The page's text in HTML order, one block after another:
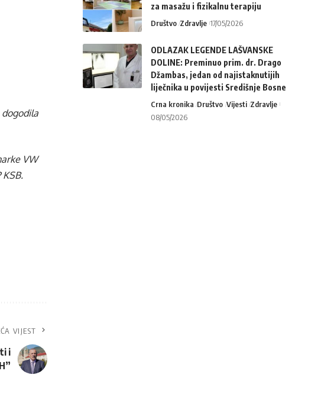
dogodila
VW
VIJEST
i
za masažu i fizikalnu terapiju
Društvo Zdravlje 17/05/2026
ODLAZAK LEGENDE LAŠVANSKE
DOLINE: Preminuo prim. dr. Drago
Džambas, jedan od najistaknutijih
liječnika u povijesti Središnje Bosne
Crna kronika Društvo Vijesti Zdravlje
08/05/2026